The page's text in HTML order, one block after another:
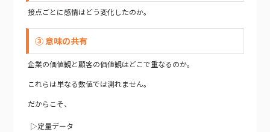
接点ごとに感情はどう変化したのか。
③ 意味の共有
企業の価値観と顧客の価値観はどこで重なるのか。
これらは単なる数値では測れません。
だからこそ、
▷定量データ